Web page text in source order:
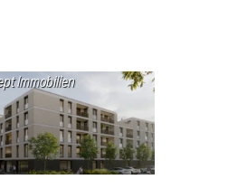
Immobilien